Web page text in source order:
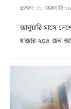
প্রকাশ: ২২ ফেব্রুয়ারি
জানুয়ারি মাসে
হাজার ২০৪ জন